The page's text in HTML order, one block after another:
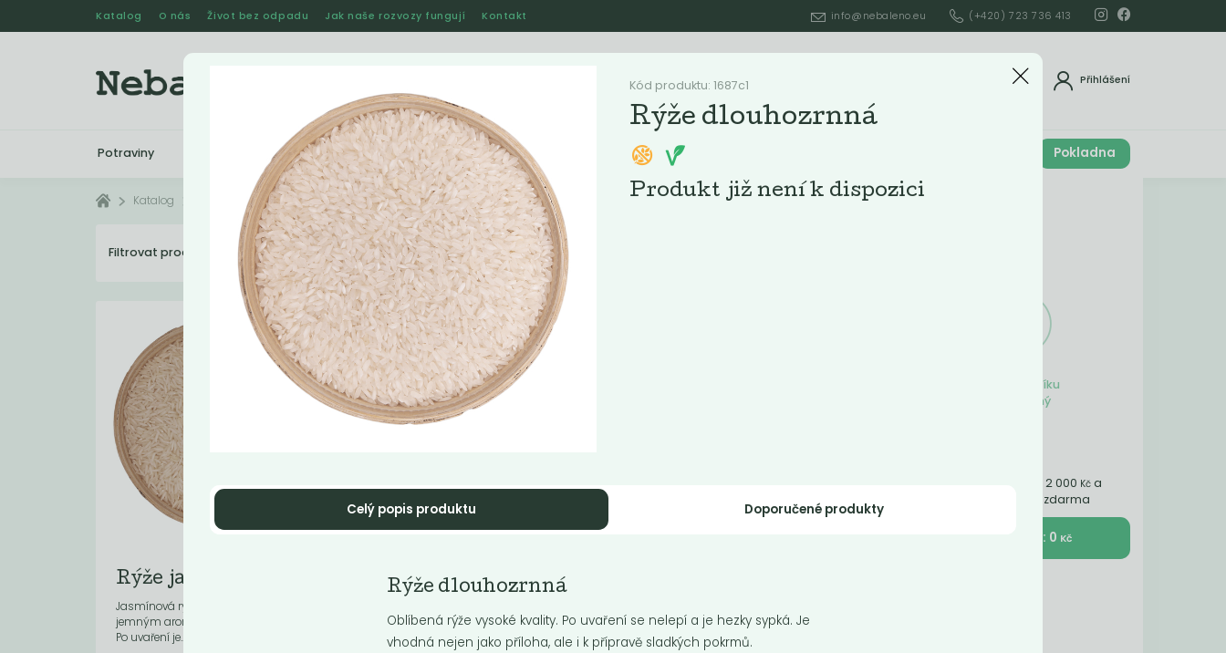
Katalog O nás Život bez odpadu Jak naše rozvozy fungují Kontakt info@nebaleno.eu (+420) 723 736 413
Přihlášení
Potraviny Kosmetika Ostatní Jak naše rozvozy fungují Pokladna
Obsah košíku
je prázdný
Nakupte ještě za 2 000 Kč a
získáte dopravu zdarma
K pokladně : 0 Kč
Katalog Rýže
Filtrovat produkty 4 Doporučené Nejlevnější Nejdražší
Rýže jasmínová
Jasmínová rýže je dlouhozrnná rýže s
jemným aroma připomínající oříšky.
Po uvaření je...
Rýže basmati
dlouhým a štíhlým tvarem a velmi
kvalitním zrnem.
Rýže s oříškovou chutí, velmi bohatá
na vlákninu a mikroživiny, s vysokým
Kód produktu: 1687c1
Rýže dlouhozrnná
Produkt již není k dispozici
Celý popis produktu Doporučené produkty
Rýže dlouhozrnná
Oblíbená rýže vysoké kvality. Po uvaření se nelepí a je hezky sypká. Je
vhodná nejen jako příloha, ale i k přípravě sladkých pokrmů.